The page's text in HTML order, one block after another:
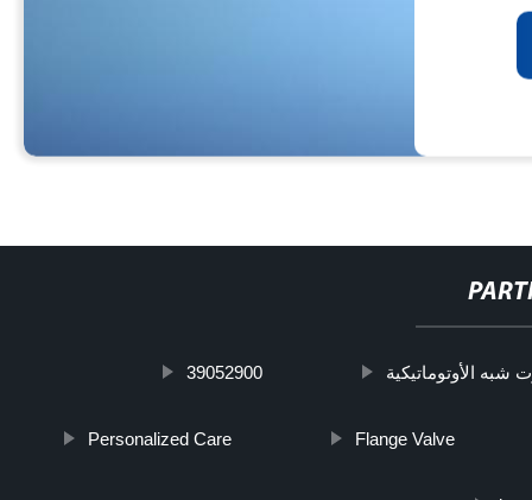
39052900 شبه الأوتوماتيكية
Personalized Care Flange Valve